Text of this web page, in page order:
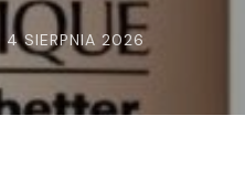
4 SIERPNIA 2026